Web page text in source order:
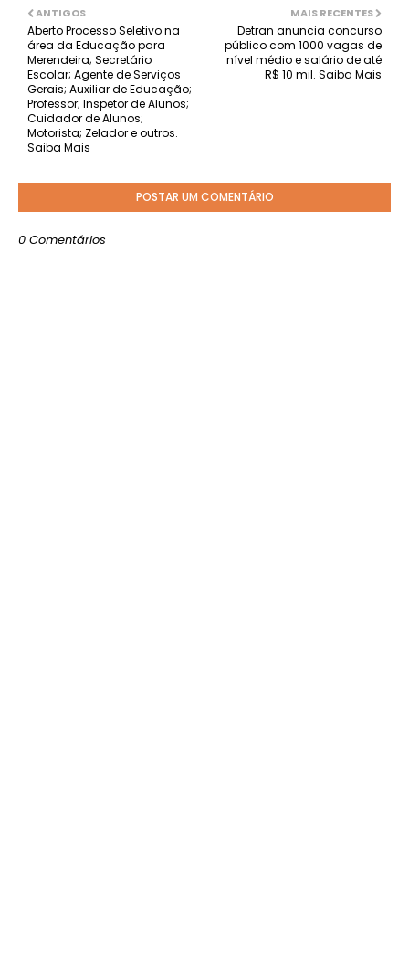
MAIS RECENTES
Detran anuncia concurso
público com 1000 vagas de
nível médio e salário de até
R$ 10 mil. Saiba Mais
ANTIGOS
Aberto Processo Seletivo na
área da Educação para
Merendeira; Secretário
Escolar; Agente de Serviços
Gerais; Auxiliar de Educação;
Professor; Inspetor de Alunos;
Cuidador de Alunos;
Motorista; Zelador e outros.
Saiba Mais
POSTAR UM COMENTÁRIO
0 Comentários